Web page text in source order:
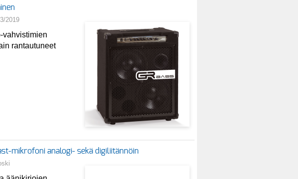
3/2019
vahvistimien
rantautuneet
mikrofoni analogi- sekä digiliitännöin